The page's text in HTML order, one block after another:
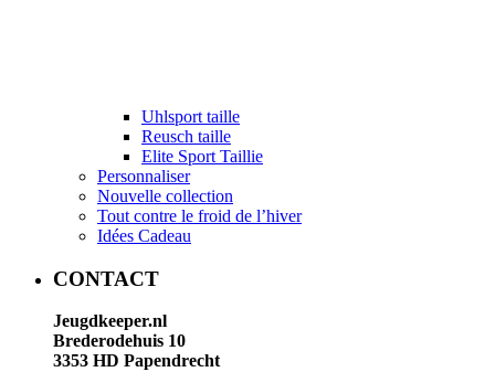
Uhlsport taille
Reusch taille
Elite Sport Taillie
Personnaliser
Nouvelle collection
Tout contre le froid de l’hiver
Idées Cadeau
CONTACT
Jeugdkeeper.nl
Brederodehuis 10
3353 HD Papendrecht